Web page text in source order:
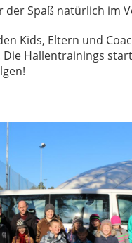
der Spaß natürlich im
Kids, Eltern und
Die Hallentrainings